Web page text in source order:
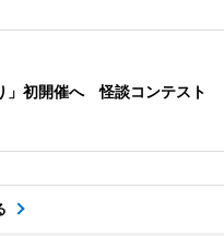
」初開催へ 怪談コンテスト